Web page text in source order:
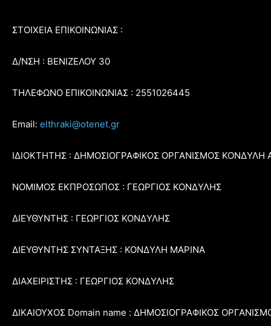
ΣΤΟΙΧΕΙΑ ΕΠΙΚΟΙΝΩΝΙΑΣ :
Δ/ΝΣΗ : ΒΕΝΙΖΕΛΟΥ 30
ΤΗΛΕΦΩΝΟ ΕΠΙΚΟΙΝΩΝΙΑΣ : 2551026445
Email: elthraki@otenet.gr
ΙΔΙΟΚΤΗΤΗΣ : ΔΗΜΟΣΙΟΓΡΑΦΙΚΟΣ ΟΡΓΑΝΙΣΜΟΣ ΚΟΝΔΥΛΗ
ΝΟΜΙΜΟΣ ΕΚΠΡΟΣΩΠΟΣ : ΓΕΩΡΓΙΟΣ ΚΟΝΔΥΛΗΣ
ΔΙΕΥΘΥΝΤΗΣ : ΓΕΩΡΓΙΟΣ ΚΟΝΔΥΛΗΣ
ΔΙΕΥΘΥΝΤΗΣ ΣΥΝΤΑΞΗΣ : ΚΟΝΔΥΛΗ ΜΑΡΙΝΑ
ΔΙΑΧΕΙΡΙΣΤΗΣ : ΓΕΩΡΓΙΟΣ ΚΟΝΔΥΛΗΣ
ΔΙΚΑΙΟΥΧΟΣ Domain name : ΔΗΜΟΣΙΟΓΡΑΦΙΚΟΣ